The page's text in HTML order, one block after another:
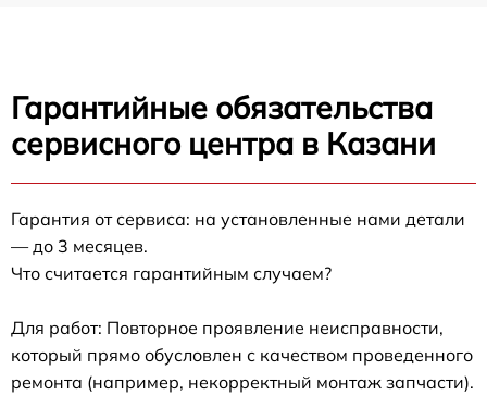
Гарантийные обязательства
сервисного центра в Казани
Гарантия от сервиса: на установленные нами детали
— до 3 месяцев.
Что считается гарантийным случаем?
Для работ: Повторное проявление неисправности,
который прямо обусловлен с качеством проведенного
ремонта (например, некорректный монтаж запчасти).